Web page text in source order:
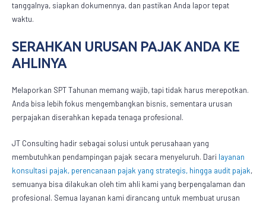
tanggalnya, siapkan dokumennya, dan pastikan Anda lapor tepat
waktu.
SERAHKAN URUSAN PAJAK ANDA KE
AHLINYA
Melaporkan SPT Tahunan memang wajib, tapi tidak harus merepotkan.
Anda bisa lebih fokus mengembangkan bisnis, sementara urusan
perpajakan diserahkan kepada tenaga profesional.
JT Consulting hadir sebagai solusi untuk perusahaan yang
membutuhkan pendampingan pajak secara menyeluruh. Dari layanan
konsultasi pajak, perencanaan pajak yang strategis, hingga audit pajak,
semuanya bisa dilakukan oleh tim ahli kami yang berpengalaman dan
profesional. Semua layanan kami dirancang untuk membuat urusan